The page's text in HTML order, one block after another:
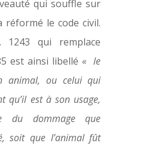
qui souffle sur
réformé le code civil.
1243 qui remplace
est ainsi libellé« le
animal, ou celui qui
qu’il est à son usage,
du dommage que
soit que l’animal fût